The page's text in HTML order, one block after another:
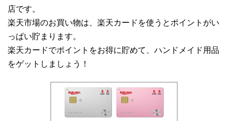
店です。
楽天市場のお買い物は、楽天カードを使うとポイントがい
っぱい貯まります。
楽天カードでポイントをお得に貯めて、ハンドメイド用品
をゲットしましょう！